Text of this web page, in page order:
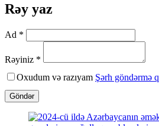
Rəy yaz
Ad *
Rəyiniz *
Oxudum və razıyam Şərh göndərmə
Göndər